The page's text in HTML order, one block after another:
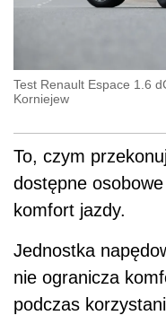
Test Renault Espace 1.6
Korniejew
To, czym
dostępne
komfort jazdy.
Jednostka
nie ogranicza
podczas